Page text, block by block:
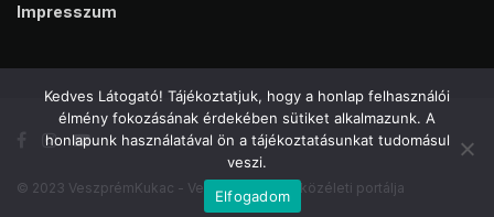
Impresszum
© 2023 VeszprémKukac - Veszprém online közéleti portálja
Kedves Látogató! Tájékoztatjuk, hogy a honlap felhasználói
élmény fokozásának érdekében sütiket alkalmazunk. A
honlapunk használatával ön a tájékoztatásunkat tudomásul
veszi.
Elfogadom